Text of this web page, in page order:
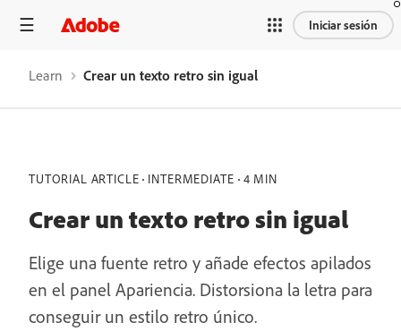
Iniciar sesión
Learn Crear un texto retro sin igual
TUTORIAL ARTICLE INTERMEDIATE 4 MIN
Crear un texto retro sin igual
Elige una fuente retro y añade efectos apilados
en el panel Apariencia. Distorsiona la letra para
conseguir un estilo retro único.